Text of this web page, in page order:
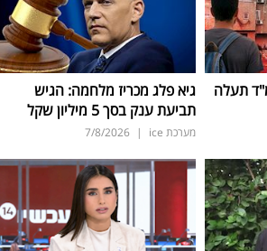
תעלה
גיא פלג מכריז מלחמה: הגיש
תביעת ענק בסך 5 מיליון שקל
מערכת ice |
7/8/2026